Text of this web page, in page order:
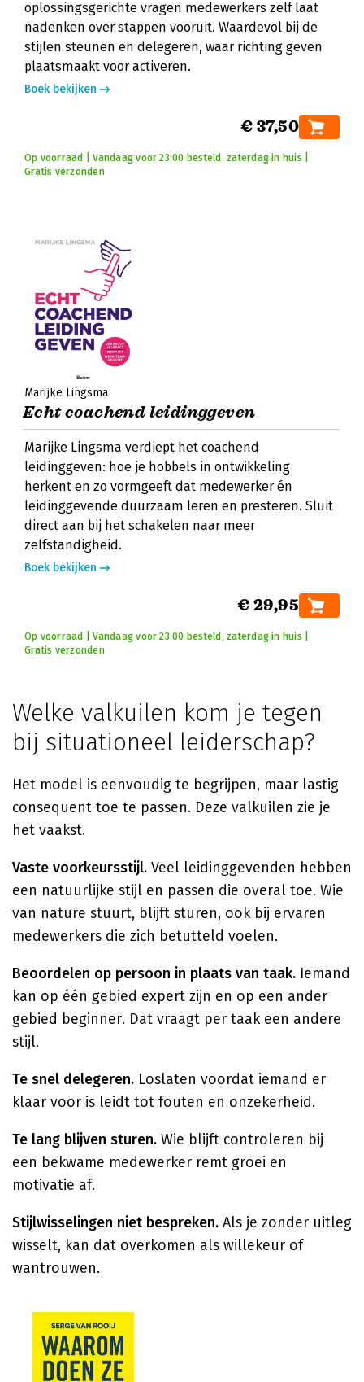
oplossingsgerichte vragen medewerkers zelf laat
nadenken over stappen vooruit. Waardevol bij de
stijlen steunen en delegeren, waar richting geven
plaatsmaakt voor activeren.
Boek bekijken
€ 37,50
Op voorraad | Vandaag voor 23:00 besteld, zaterdag in huis |
Gratis verzonden
Marijke Lingsma
Echt coachend leidinggeven
Marijke Lingsma verdiept het coachend
leidinggeven: hoe je hobbels in ontwikkeling
herkent en zo vormgeeft dat medewerker én
leidinggevende duurzaam leren en presteren. Sluit
direct aan bij het schakelen naar meer
zelfstandigheid.
Boek bekijken
€ 29,95
Op voorraad | Vandaag voor 23:00 besteld, zaterdag in huis |
Gratis verzonden
Welke valkuilen kom je tegen
bij situationeel leiderschap?
Het model is eenvoudig te begrijpen, maar lastig
consequent toe te passen. Deze valkuilen zie je
het vaakst.
Vaste voorkeursstijl. Veel leidinggevenden hebben
een natuurlijke stijl en passen die overal toe. Wie
van nature stuurt, blijft sturen, ook bij ervaren
medewerkers die zich betutteld voelen.
Beoordelen op persoon in plaats van taak. Iemand
kan op één gebied expert zijn en op een ander
gebied beginner. Dat vraagt per taak een andere
stijl.
Te snel delegeren. Loslaten voordat iemand er
klaar voor is leidt tot fouten en onzekerheid.
Te lang blijven sturen. Wie blijft controleren bij
een bekwame medewerker remt groei en
motivatie af.
Stijlwisselingen niet bespreken. Als je zonder uitleg
wisselt, kan dat overkomen als willekeur of
wantrouwen.